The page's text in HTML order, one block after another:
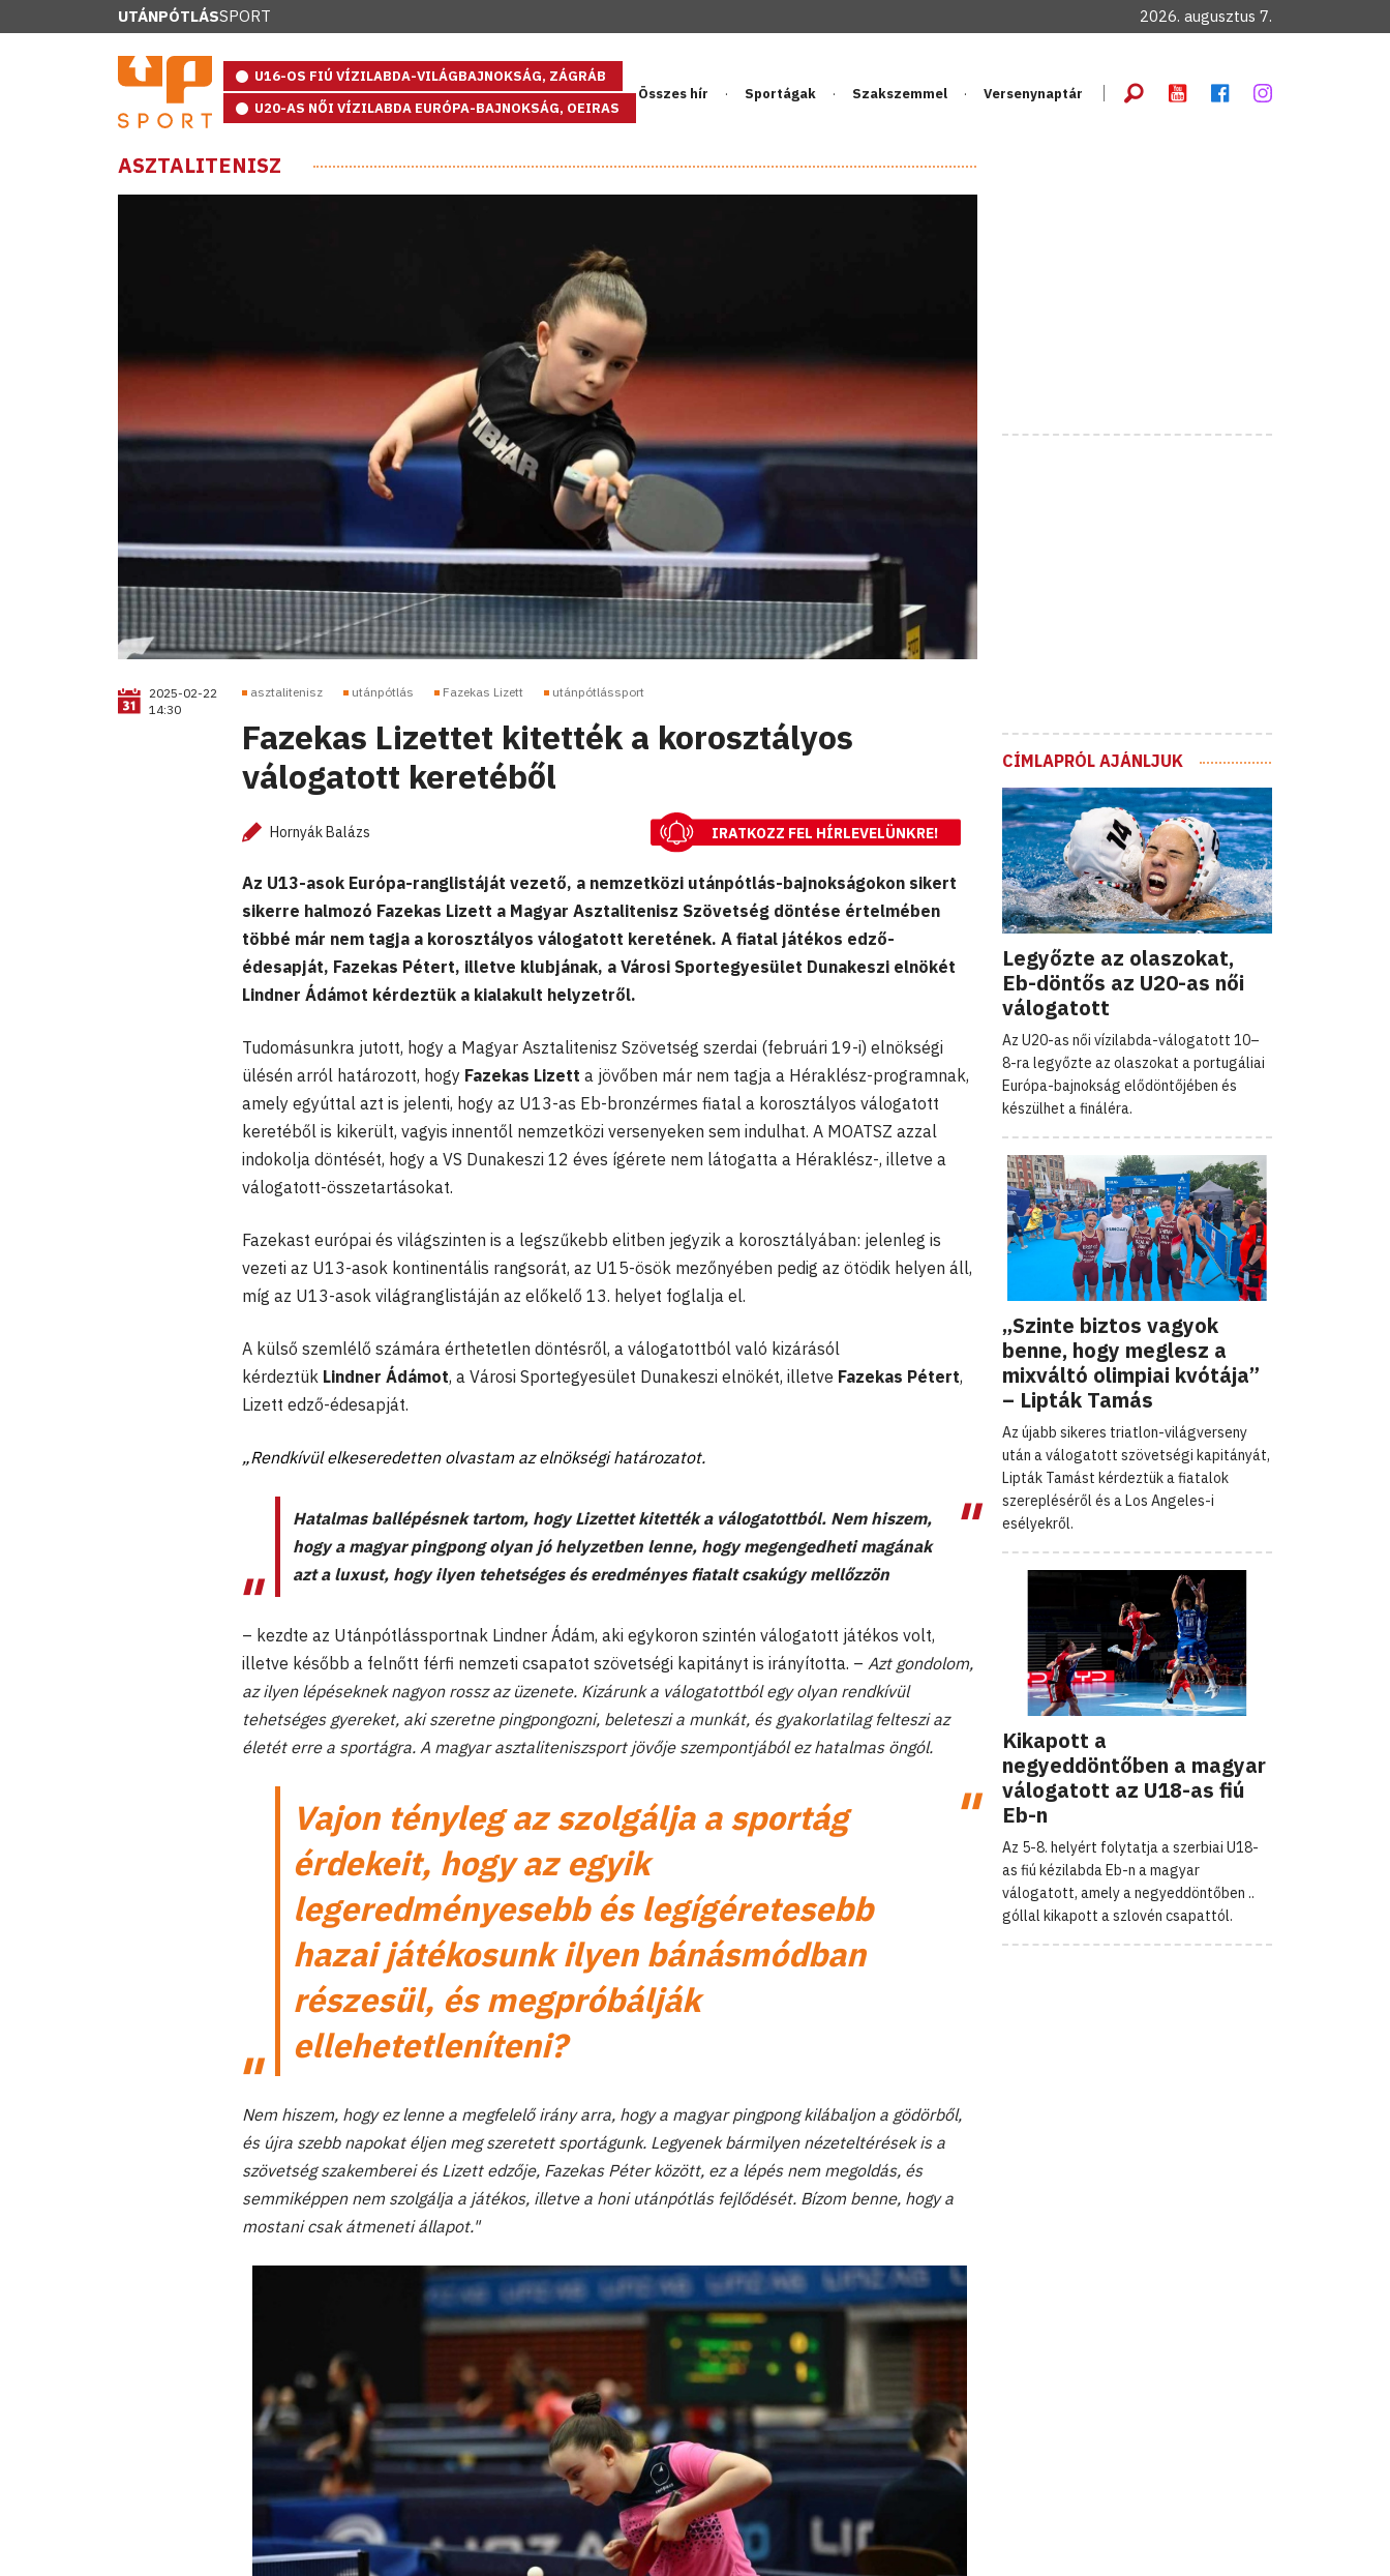
UTÁNPÓTLÁSSPORT 2026. augusztus 7.
U16-OS FIÚ VÍZILABDA-VILÁGBAJNOKSÁG, ZÁGRÁB
U20-AS NŐI VÍZILABDA EURÓPA-BAJNOKSÁG, OEIRAS
Összes hír Sportágak Szakszemmel Versenynaptár
ASZTALITENISZ
2025-02-22
14:30
asztalitenisz utánpótlás Fazekas Lizett utánpótlássport
Fazekas Lizettet kitették a korosztályos
válogatott keretéből
Hornyák Balázs IRATKOZZ FEL HÍRLEVELÜNKRE!
Az U13-asok Európa-ranglistáját vezető, a nemzetközi utánpótlás-bajnokságokon sikert
sikerre halmozó Fazekas Lizett a Magyar Asztalitenisz Szövetség döntése értelmében
többé már nem tagja a korosztályos válogatott keretének. A fiatal játékos edző-
édesapját, Fazekas Pétert, illetve klubjának, a Városi Sportegyesület Dunakeszi elnökét
Lindner Ádámot kérdeztük a kialakult helyzetről.
Tudomásunkra jutott, hogy a Magyar Asztalitenisz Szövetség szerdai (februári 19-i) elnökségi
ülésén arról határozott, hogy Fazekas Lizett a jövőben már nem tagja a Héraklész-programnak,
amely egyúttal azt is jelenti, hogy az U13-as Eb-bronzérmes fiatal a korosztályos válogatott
keretéből is kikerült, vagyis innentől nemzetközi versenyeken sem indulhat. A MOATSZ azzal
indokolja döntését, hogy a VS Dunakeszi 12 éves ígérete nem látogatta a Héraklész-, illetve a
válogatott-összetartásokat.
Fazekast európai és világszinten is a legszűkebb elitben jegyzik a korosztályában: jelenleg is
vezeti az U13-asok kontinentális rangsorát, az U15-ösök mezőnyében pedig az ötödik helyen áll,
míg az U13-asok világranglistáján az előkelő 13. helyet foglalja el.
A külső szemlélő számára érthetetlen döntésről, a válogatottból való kizárásól
kérdeztük Lindner Ádámot, a Városi Sportegyesület Dunakeszi elnökét, illetve Fazekas Pétert,
Lizett edző-édesapját.
„Rendkívül elkeseredetten olvastam az elnökségi határozatot.
Hatalmas ballépésnek tartom, hogy Lizettet kitették a válogatottból. Nem hiszem,
hogy a magyar pingpong olyan jó helyzetben lenne, hogy megengedheti magának
azt a luxust, hogy ilyen tehetséges és eredményes fiatalt csakúgy mellőzzön
– kezdte az Utánpótlássportnak Lindner Ádám, aki egykoron szintén válogatott játékos volt,
illetve később a felnőtt férfi nemzeti csapatot szövetségi kapitányt is irányította. – Azt gondolom,
az ilyen lépéseknek nagyon rossz az üzenete. Kizárunk a válogatottból egy olyan rendkívül
tehetséges gyereket, aki szeretne pingpongozni, beleteszi a munkát, és gyakorlatilag felteszi az
életét erre a sportágra. A magyar asztaliteniszsport jövője szempontjából ez hatalmas öngól.
Vajon tényleg az szolgálja a sportág
érdekeit, hogy az egyik
legeredményesebb és legígéretesebb
hazai játékosunk ilyen bánásmódban
részesül, és megpróbálják
ellehetetleníteni?
Nem hiszem, hogy ez lenne a megfelelő irány arra, hogy a magyar pingpong kilábaljon a gödörből,
és újra szebb napokat éljen meg szeretett sportágunk. Legyenek bármilyen nézeteltérések is a
szövetség szakemberei és Lizett edzője, Fazekas Péter között, ez a lépés nem megoldás, és
semmiképpen nem szolgálja a játékos, illetve a honi utánpótlás fejlődését. Bízom benne, hogy a
mostani csak átmeneti állapot."
CÍMLAPRÓL AJÁNLJUK
Legyőzte az olaszokat,
Eb-döntős az U20-as női
válogatott
Az U20-as női vízilabda-válogatott 10–
8-ra legyőzte az olaszokat a portugáliai
Európa-bajnokság elődöntőjében és
készülhet a fináléra.
„Szinte biztos vagyok
benne, hogy meglesz a
mixváltó olimpiai kvótája”
– Lipták Tamás
Az újabb sikeres triatlon-világverseny
után a válogatott szövetségi kapitányát,
Lipták Tamást kérdeztük a fiatalok
szerepléséről és a Los Angeles-i
esélyekről.
Kikapott a
negyeddöntőben a magyar
válogatott az U18-as fiú
Eb-n
Az 5-8. helyért folytatja a szerbiai U18-
as fiú kézilabda Eb-n a magyar
válogatott, amely a negyeddöntőben ..
góllal kikapott a szlovén csapattól.